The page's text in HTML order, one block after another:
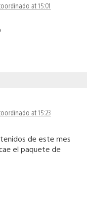
at 15:01
at 15:23
de este mes
el paquete de